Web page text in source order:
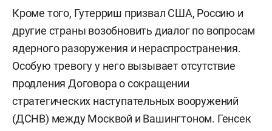
Кроме того, Гутерриш призвал США, Россию и
другие страны возобновить диалог по вопросам
ядерного разоружения и нераспространения.
Особую тревогу у него вызывает отсутствие
продления Договора о сокращении
стратегических наступательных вооружений
(ДСНВ) между Москвой и Вашингтоном. Генсек